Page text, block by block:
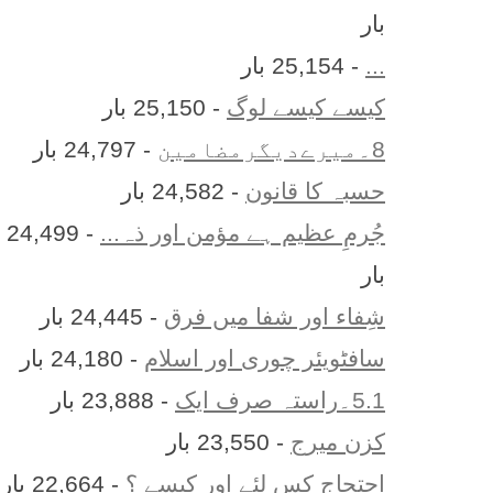
بار
- 25,154 بار
کیسے کیسے لوگ - 25,150 بار
8۔میرےدیگرمضامین
- 24,797 بار
حسبہ کا قانون - 24,582 بار
جُرمِ عظیم ہے مؤمن اور ذہ...
- 24,499
بار
شِفاء اور شفا میں فرق - 24,445 بار
سافٹویئر چوری اور اسلام - 24,180 بار
5.1۔راستہ صرف ایک
- 23,888 بار
کزن ميرج - 23,550 بار
احتجاج کس لئے اور کیسے ؟ - 22,664 بار